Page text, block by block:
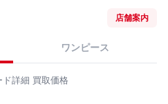
店舗案内
ワンピース
ド詳細 買取価格